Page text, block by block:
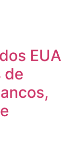
EUA
de